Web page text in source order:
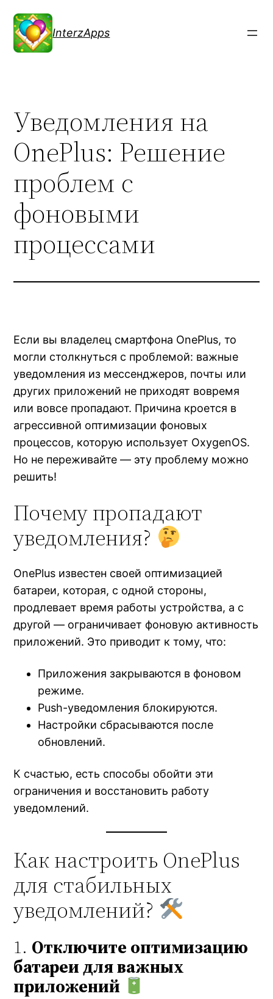
содержимому
InterzApps
Уведомления на
OnePlus: Решение
проблем с
фоновыми
процессами
Если вы владелец смартфона OnePlus, то
могли столкнуться с проблемой: важные
уведомления из мессенджеров, почты или
других приложений не приходят вовремя
или вовсе пропадают. Причина кроется в
агрессивной оптимизации фоновых
процессов, которую использует OxygenOS.
Но не переживайте — эту проблему можно
решить!
Почему пропадают
уведомления?
OnePlus известен своей оптимизацией
батареи, которая, с одной стороны,
продлевает время работы устройства, а с
другой — ограничивает фоновую активность
приложений. Это приводит к тому, что:
Приложения закрываются в фоновом
режиме.
Push-уведомления блокируются.
Настройки сбрасываются после
обновлений.
К счастью, есть способы обойти эти
ограничения и восстановить работу
уведомлений.
Как настроить OnePlus
для стабильных
уведомлений?
1. Отключите оптимизацию
батареи для важных
приложений